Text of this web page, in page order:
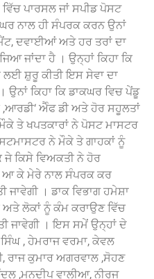
ਪਾਰਸਲ ਜਾਂ ਸਪੀਡ ਪੋਸਟ
ਨਾਲ ਹੀ ਸੰਪਰਕ ਕਰਨ ਉਨਾਂ
ਦਵਾਈਆਂ ਅਤੇ ਹਰ ਤਰਾਂ ਦਾ
ਜਾਂਦਾ ਹੈ । ਉਨ੍ਹਾਂ ਕਿਹਾ ਕਿ
ਲਈ ਸ਼ੁਰੂ ਕੀਤੀ ਇਸ ਸੇਵਾ ਦਾ
ਉਨਾਂ ਕਿਹਾ ਕਿ ਡਾਕਘਰ ਵਿਚ ਪੇਂਡੂ
ਐੰਫ ਡੀ ਅਤੇ ਹੋਰ ਸਹੂਲਤਾਂ
ਤੇ ਖਪਤਕਾਰਾਂ ਨੇ ਪੋਸਟ ਮਾਸਟਰ
ਨੇ ਮੌਕੇ ਤੇ ਗਾਹਕਾਂ ਨੂੰ
ਕਿਸੇ ਵਿਅਕਤੀ ਨੇ ਹੋਰ
ਆ ਕੇ ਮੇਰੇ ਨਾਲ ਸੰਪਰਕ ਕਰ
ਜਾਵੇਗੀ । ਡਾਕ ਵਿਭਾਗ ਹਮੇਸ਼ਾ
ਅਤੇ ਲੋਕਾਂ ਨੂੰ ਕੰਮ ਕਰਾਉਣ ਵਿੱਚ
ਜਾਵੇਗੀ । ਇਸ ਸਮੇਂ ਉਨ੍ਹਾਂ ਦੇ
, ਹੇਮਰਾਜ ਵਰਮਾ, ਕੇਵਲ
ਰਾਜ ਕੁਮਾਰ ਅਗਰਵਾਲ ,ਸੋਹਣ
,ਮਨਦੀਪ ਵਾਲੀਆ, ਨੀਰਜ